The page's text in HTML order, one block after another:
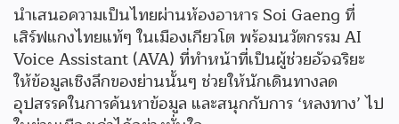
นำเสนอความเป็นไทยผ่านห้องอาหาร Soi Gaeng ที่
เสิร์ฟแกงไทยแท้ๆ ในเมืองเกียวโต พร้อมนวัตกรรม AI
Voice Assistant (AVA) ที่ทำหน้าที่เป็นผู้ช่วยอัจฉริยะ
ให้ข้อมูลเชิงลึกของย่านนั้นๆ ช่วยให้นักเดินทางลด
อุปสรรคในการค้นหาข้อมูล และสนุกกับการ ‘หลงทาง’ ไป